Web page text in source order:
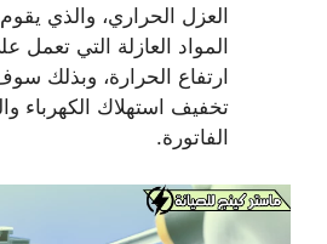
العزل الحراري، والذي
المواد العازلة التي
ارتفاع الحرارة، وبذلك
تخفيف استهلاك الكهرباء
الفاتورة.